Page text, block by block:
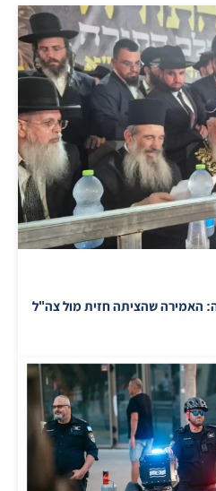
האמירה שהציתה חזית מול צה"ל